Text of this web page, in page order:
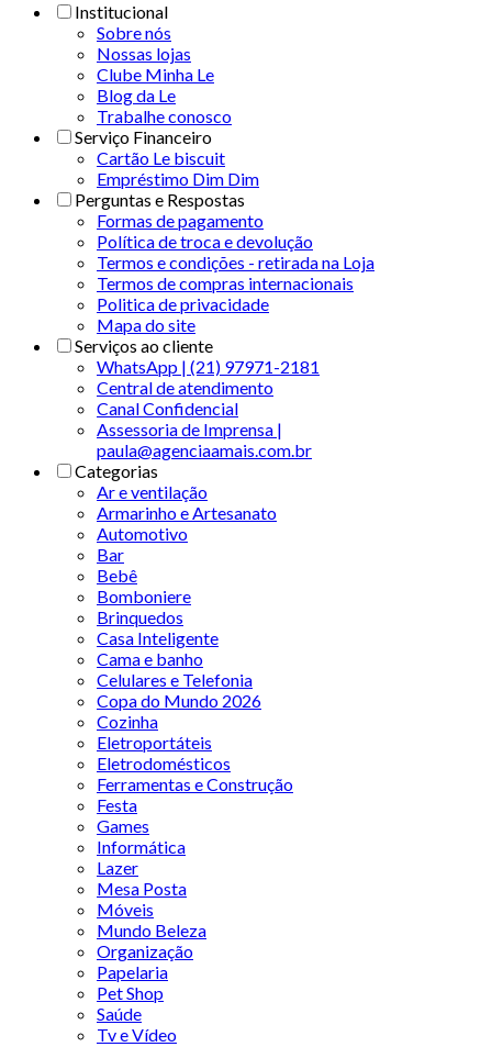
Institucional
Sobre nós
Nossas lojas
Clube Minha Le
Blog da Le
Trabalhe conosco
Serviço Financeiro
Cartão Le biscuit
Empréstimo Dim Dim
Perguntas e Respostas
Formas de pagamento
Política de troca e devolução
Termos e condições - retirada na Loja
Termos de compras internacionais
Politica de privacidade
Mapa do site
Serviços ao cliente
WhatsApp | (21) 97971-2181
Central de atendimento
Canal Confidencial
Assessoria de Imprensa |
paula@agenciaamais.com.br
Categorias
Ar e ventilação
Armarinho e Artesanato
Automotivo
Bar
Bebê
Bomboniere
Brinquedos
Casa Inteligente
Cama e banho
Celulares e Telefonia
Copa do Mundo 2026
Cozinha
Eletroportáteis
Eletrodomésticos
Ferramentas e Construção
Festa
Games
Informática
Lazer
Mesa Posta
Móveis
Mundo Beleza
Organização
Papelaria
Pet Shop
Saúde
Tv e Vídeo